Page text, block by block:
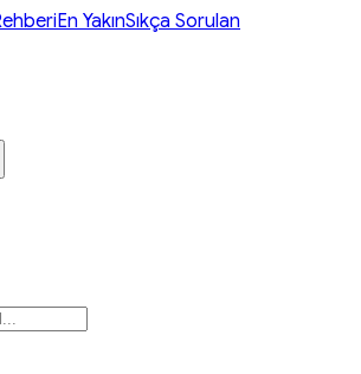
En YakınSıkça Sorulan